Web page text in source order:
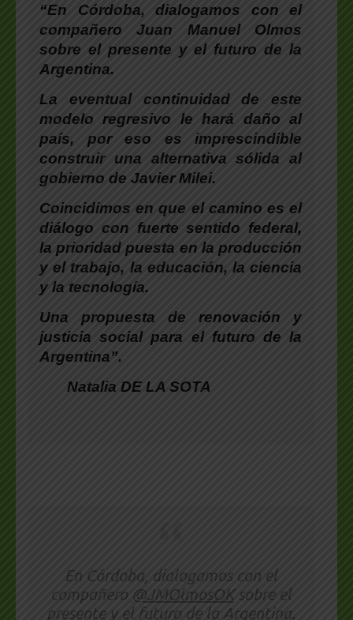
“En Córdoba, dialogamos con el
compañero Juan Manuel Olmos
sobre el presente y el futuro de la
Argentina.
La eventual continuidad de este
modelo regresivo le hará daño al
país, por eso es imprescindible
construir una alternativa sólida al
gobierno de Javier Milei.
Coincidimos en que el camino es el
diálogo con fuerte sentido federal,
la prioridad puesta en la producción
y el trabajo, la educación, la ciencia
y la tecnología.
Una propuesta de renovación y
justicia social para el futuro de la
Argentina”.
Natalia DE LA SOTA
En Córdoba, dialogamos con el
compañero @JMOlmosOKsobre el
presente y el futuro de la Argentina.